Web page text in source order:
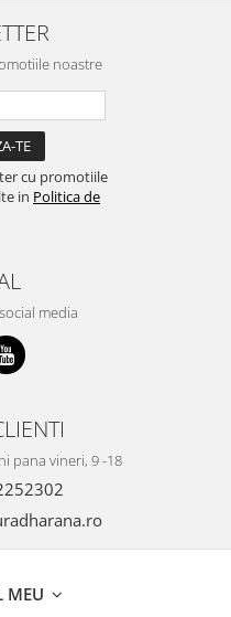
noastre
cu promotiile
in Politica de
media
pana vineri, 9 -18
MEU